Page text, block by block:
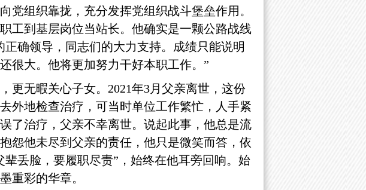
党组织靠拢，充分发挥党组织战斗堡垒作用。
工到基层岗位当站长。他确实是一颗公路战线
确领导，同志们的大力支持。成绩只能说明
很大。他将更加努力干好本职工作。 ”
无暇关心子女。2021年3月父亲离世，这份
外地检查治疗，可当时单位工作繁忙，人手紧
了治疗，父亲不幸离世。说起此事，他总是流
怨他未尽到父亲的责任，他只是微笑而答，依
丢脸，要履职尽责”，始终在他耳旁回响。始
重彩的华章。